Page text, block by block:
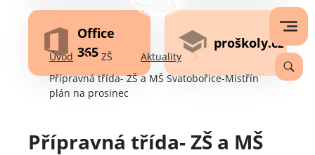
Office
365
proškoly.cz
Úvod ZŠ
Aktuality
Přípravná třída- ZŠ a MŠ Svatobořice-Mistřín
plán na prosinec
Přípravná třída- ZŠ a MŠ